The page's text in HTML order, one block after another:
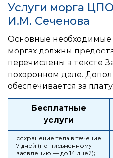
Услуги морга
И.М. Сеченова
Основные необходимые
моргах должны
перечислены в тексте
похоронном деле.
обеспечивается за плату.
Бесплатные
услуги
сохранение тела в течение
7 дней (по письменному
заявлению — до 14 дней);